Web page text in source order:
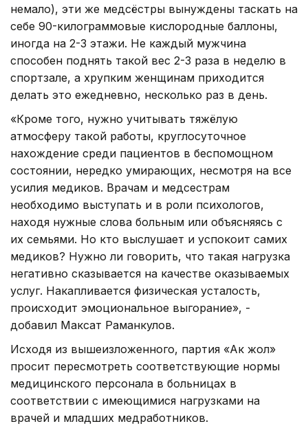
немало), эти же медсёстры вынуждены таскать на
себе 90-килограммовые кислородные баллоны,
иногда на 2-3 этажи. Не каждый мужчина
способен поднять такой вес 2-3 раза в неделю в
спортзале, а хрупким женщинам приходится
делать это ежедневно, несколько раз в день.
«Кроме того, нужно учитывать тяжёлую
атмосферу такой работы, круглосуточное
нахождение среди пациентов в беспомощном
состоянии, нередко умирающих, несмотря на все
усилия медиков. Врачам и медсестрам
необходимо выступать и в роли психологов,
находя нужные слова больным или объясняясь с
их семьями. Но кто выслушает и успокоит самих
медиков? Нужно ли говорить, что такая нагрузка
негативно сказывается на качестве оказываемых
услуг. Накапливается физическая усталость,
происходит эмоциональное выгорание», -
добавил Максат Раманкулов.
Исходя из вышеизложенного, партия «Ак жол»
просит пересмотреть соответствующие нормы
медицинского персонала в больницах в
соответствии с имеющимися нагрузками на
врачей и младших медработников.